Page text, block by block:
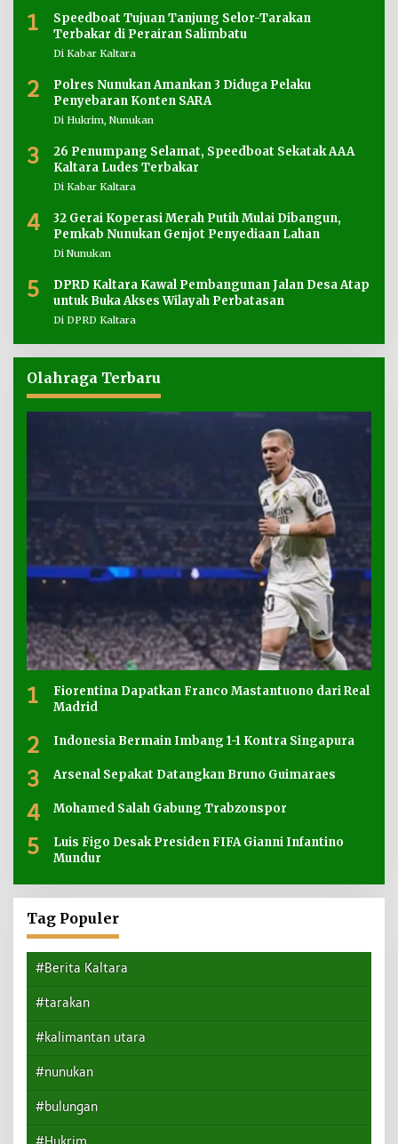
1
Speedboat Tujuan Tanjung Selor-Tarakan
Terbakar di Perairan Salimbatu
Di Kabar Kaltara
2
Polres Nunukan Amankan 3 Diduga Pelaku
Penyebaran Konten SARA
Di Hukrim, Nunukan
3
26 Penumpang Selamat, Speedboat Sekatak AAA
Kaltara Ludes Terbakar
Di Kabar Kaltara
4
32 Gerai Koperasi Merah Putih Mulai Dibangun,
Pemkab Nunukan Genjot Penyediaan Lahan
Di Nunukan
5
DPRD Kaltara Kawal Pembangunan Jalan Desa Atap
untuk Buka Akses Wilayah Perbatasan
Di DPRD Kaltara
Olahraga Terbaru
1
Fiorentina Dapatkan Franco Mastantuono dari Real
Madrid
2 Indonesia Bermain Imbang 1-1 Kontra Singapura
3 Arsenal Sepakat Datangkan Bruno Guimaraes
4 Mohamed Salah Gabung Trabzonspor
5
Luis Figo Desak Presiden FIFA Gianni Infantino
Mundur
Tag Populer
#Berita Kaltara
#tarakan
#kalimantan utara
#nunukan
#bulungan